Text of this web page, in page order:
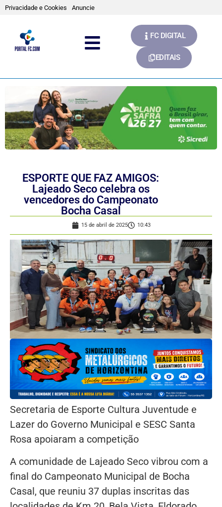
Privacidade e Cookies Anuncie
FC DIGITAL
EDITAIS
ESPORTE QUE FAZ AMIGOS:
Lajeado Seco celebra os
vencedores do Campeonato
Bocha Casal
15 de abril de 2025 10:43
Secretaria de Esporte Cultura Juventude e
Lazer do Governo Municipal e SESC Santa
Rosa apoiaram a competição
A comunidade de Lajeado Seco vibrou com a
final do Campeonato Municipal de Bocha
Casal, que reuniu 37 duplas inscritas das